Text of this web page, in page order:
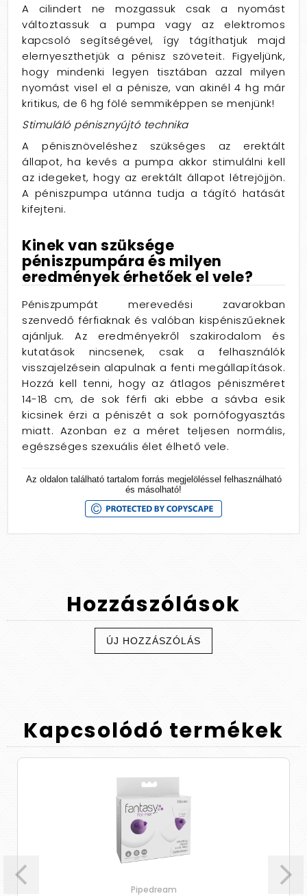
A cilindert ne mozgassuk csak a nyomást
változtassuk a pumpa vagy az elektromos
kapcsoló segítségével, így tágíthatjuk majd
elernyeszthetjük a pénisz szöveteit. Figyeljünk,
hogy mindenki legyen tisztában azzal milyen
nyomást visel el a pénisze, van akinél 4 hg már
kritikus, de 6 hg fölé semmiképpen se menjünk!
Stimuláló pénisznyújtó technika
A pénisznöveléshez szükséges az erektált
állapot, ha kevés a pumpa akkor stimulálni kell
az idegeket, hogy az erektált állapot létrejöjjön.
A péniszpumpa utánna tudja a tágító hatását
kifejteni.
Kinek van szüksége
péniszpumpára és milyen
eredmények érhetőek el vele?
Péniszpumpát merevedési zavarokban
szenvedő férfiaknak és valóban kispéniszűeknek
ajánljuk. Az eredményekről szakirodalom és
kutatások nincsenek, csak a felhasználók
visszajelzésein alapulnak a fenti megállapítások.
Hozzá kell tenni, hogy az átlagos péniszméret
14-18 cm, de sok férfi aki ebbe a sávba esik
kicsinek érzi a péniszét a sok pornófogyasztás
miatt. Azonban ez a méret teljesen normális,
egészséges szexuális élet élhető vele.
Az oldalon található tartalom forrás megjelöléssel felhasználható
és másolható!
Hozzászólások
ÚJ HOZZÁSZÓLÁS
Kapcsolódó termékek
Pipedream